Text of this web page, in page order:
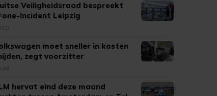
Veiligheidsraad bespreekt
incident Leipzig
moet sneller in kosten
zegt voorzitter
hervat eind deze maand